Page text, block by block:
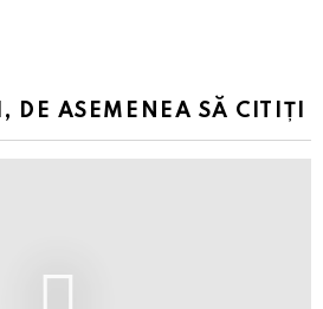
DE ASEMENEA SĂ CITIȚI